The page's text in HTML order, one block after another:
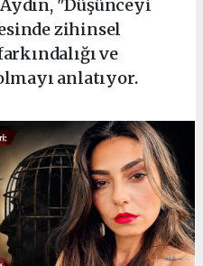
"Düşünceyi
zihinsel
ve
anlatıyor.